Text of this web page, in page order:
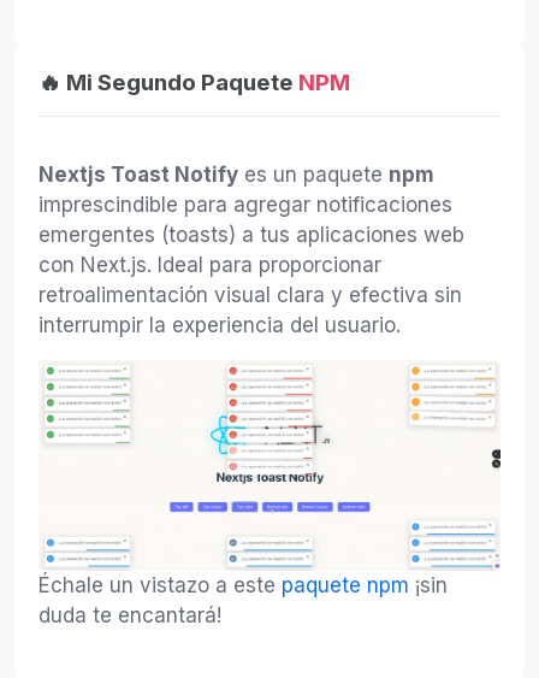
🔥 Mi Segundo Paquete NPM
Nextjs Toast Notify es un paquete npm
imprescindible para agregar notificaciones
emergentes (toasts) a tus aplicaciones web
con Next.js. Ideal para proporcionar
retroalimentación visual clara y efectiva sin
interrumpir la experiencia del usuario.
Échale un vistazo a este paquete npm ¡sin
duda te encantará!